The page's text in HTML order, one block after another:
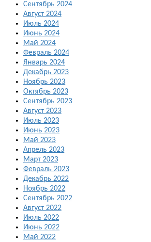
Сентябрь 2024
Август 2024
Июль 2024
Июнь 2024
Май 2024
Февраль 2024
Январь 2024
Декабрь 2023
Ноябрь 2023
Октябрь 2023
Сентябрь 2023
Август 2023
Июль 2023
Июнь 2023
Май 2023
Апрель 2023
Март 2023
Февраль 2023
Декабрь 2022
Ноябрь 2022
Сентябрь 2022
Август 2022
Июль 2022
Июнь 2022
Май 2022